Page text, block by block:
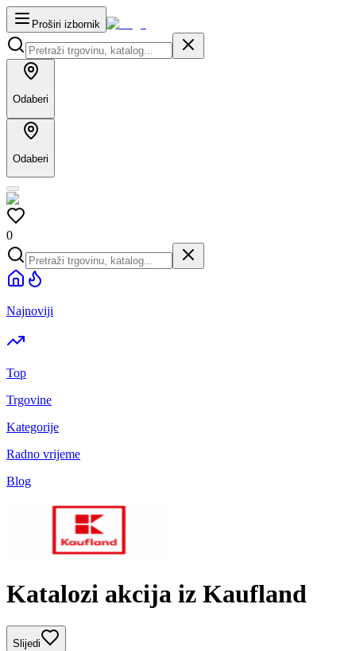
Proširi izbornik
Odaberi
Odaberi
0
Najnoviji
Top
Trgovine
Kategorije
Radno vrijeme
Blog
Katalozi akcija iz Kaufland
Slijedi